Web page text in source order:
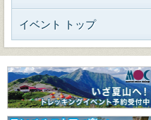
イベント トップ